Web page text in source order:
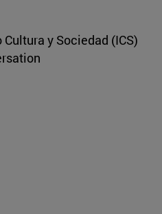
y Sociedad (ICS)